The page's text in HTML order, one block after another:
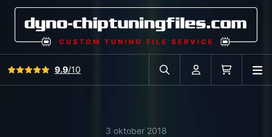
Bekijk alle reviews
9.9/10
Zoek in autodatabase
Account
3 oktober 2018